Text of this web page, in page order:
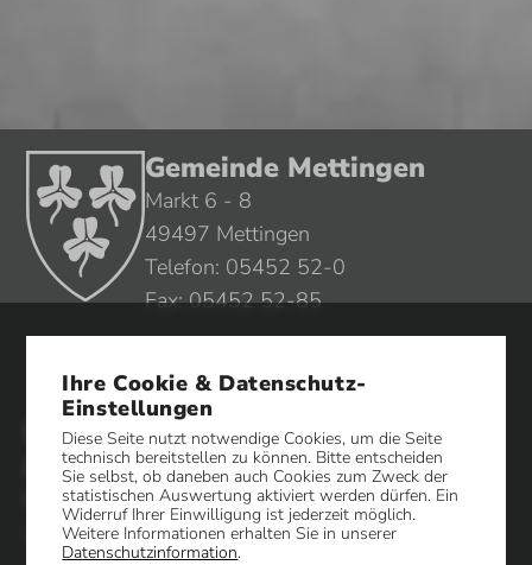
Gemeinde Mettingen
Markt 6 - 8
49497 Mettingen
Telefon: 05452 52-0
Fax: 05452 52-85
Datenschutz
Öffnungszeiten
Gemeindeverwaltung
Montag-Freitag
von 08:00 bis 12:00 Uhr
Montag-Dienstag
von 14:30 bis 16:00 Uhr
Ihre Cookie & Datenschutz-
Einstellungen
Diese Seite nutzt notwendige Cookies, um die Seite
technisch bereitstellen zu können. Bitte entscheiden
Sie selbst, ob daneben auch Cookies zum Zweck der
statistischen Auswertung aktiviert werden dürfen. Ein
Widerruf Ihrer Einwilligung ist jederzeit möglich.
Weitere Informationen erhalten Sie in unserer
Datenschutzinformation.